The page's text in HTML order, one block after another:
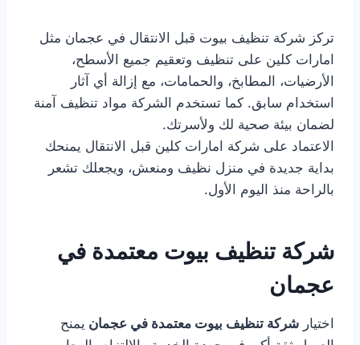
تركز شركة تنظيف بيوت قبل الانتقال في عجمان مثل
امارات كلين على تنظيف وتعقيم جميع الأسطح،
الأرضيات، المطابخ، والحمامات، مع إزالة أي آثار
استخدام سابق. كما تستخدم الشركة مواد تنظيف آمنة
لضمان بيئة صحية لك ولأسرتك.
الاعتماد على شركة امارات كلين قبل الانتقال يمنحك
بداية جديدة في منزل نظيف ومنعش، ويجعلك تشعر
بالراحة منذ اليوم الأول.
شركة تنظيف بيوت معتمدة في
عجمان
اختيار شركة تنظيف بيوت معتمدة في عجمان يمنح